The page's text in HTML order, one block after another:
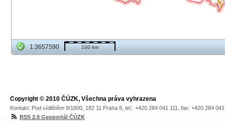
1:3657590 100 km
Copyright © 2010 ČÚZK, Všechna práva vyhrazena
Kontakt: Pod sídlištěm 9/1800, 182 11 Praha 8, tel.: +420 284 041 111, fax: +420 284
RSS 2.0 Geoportál ČÚZK